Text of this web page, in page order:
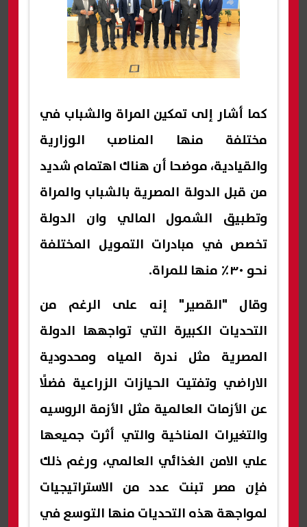
كما أشار إلى تمكين المراة والشباب في
مختلفة منها المناصب الوزارية
والقيادية، موضحا أن هناك اهتمام شديد
من قبل الدولة المصرية بالشباب والمراة
وتطبيق الشمول المالي وان الدولة
تخصص في مبادرات التمويل المختلفة
نحو ٣٠٪؜ منها للمراة.
وقال "القصير" إنه على الرغم من
التحديات الكبيرة التي تواجهها الدولة
المصرية مثل ندرة المياه ومحدودية
الاراضي وتفتيت الحيازات الزراعية فضلًا
عن الأزمات العالمية مثل الأزمة الروسيه
والتغيرات المناخية والتي أثرت جميعها
علي الامن الغذائي العالمي، ورغم ذلك
فإن مصر تبنت عدد من الاستراتيجيات
لمواجهة هذه التحديات منها التوسع في